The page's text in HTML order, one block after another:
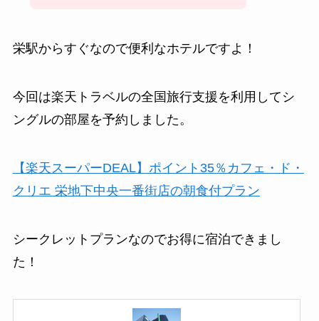
栄駅からすぐなので便利なホテルですよ！
今回は楽天トラベルの全国旅行支援を利用してシ
ングルの部屋を予約しました。
【楽天スーパーDEAL】ポイント35％カフェ・ド・
クリエ 栄地下中央一番街店の朝食付プラン
シークレットプランなのでお得に宿泊できまし
た！